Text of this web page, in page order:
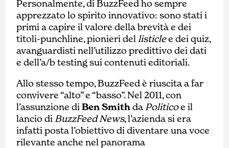
Personalmente, di BuzzFeed ho sempre
apprezzato lo spirito innovativo: sono stati i
primi a capire il valore della brevità e dei
titoli-punchline, pionieri dellisticlee dei quiz,
avanguardisti nell’utilizzo predittivo dei dati
e dell’a/b testing sui contenuti editoriali.
Allo stesso tempo, BuzzFeed è riuscita a far
convivere “alto” e “basso”. Nel 2011, con
l’assunzione diBen Smithda Politicoe il
lancio di BuzzFeed News, l’azienda si era
infatti posta l’obiettivo di diventare una voce
rilevante anche nel panorama